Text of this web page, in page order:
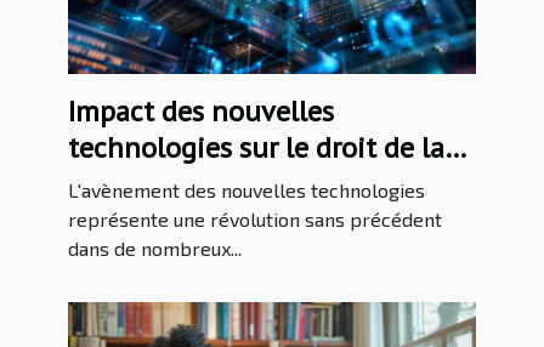
Impact des nouvelles
technologies sur le droit de la
propriété intellectuelle
L'avènement des nouvelles technologies
représente une révolution sans précédent
dans de nombreux...